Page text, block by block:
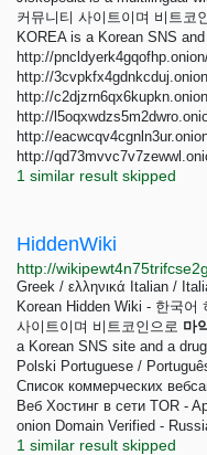
커뮤니티 사이트이며 비트코
KOREA is a Korean SNS
http://
http://
http://
http://
http://
http://
1 similar result skipped
HiddenWiki
Greek / ελληνικά Italian /
Korean Hidden Wiki - 한국어
사이트이며 비트코인으로 마
a Korean SNS site and a
Polski Portuguese /
Список коммерческих
Веб Хостинг в сети TOR -
onion Domain Verified -
1 similar result skipped